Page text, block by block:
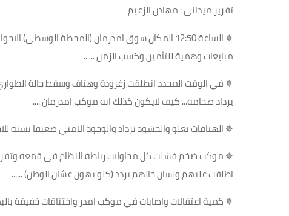
تقرير ميداني : مهادن الزعيم
✵
الساعة 12:50 المكان سوق امدرمان (المحطة
مبايعات وهمية للتأمين وكسب الزمن......
✵في الوقت المحدد انطلقت زغرودة وهتاف وسقط حالة
يزداد ضخامة... كيف لايكون كذلك انه موكب امدرمان....
✵الهتافات تعلو والحشود تزداد والوجود الامني ضعيفا نسبة
✵موكب ضخم فشلت كل محاولات رباطة النظام في قمعه
اطلقت عليهم ولسان حالهم يردد (كلو يهون عشان الوطن) ......
✵كمية اعتقالات واصابات في موكب امدر واختناقات خفيفة